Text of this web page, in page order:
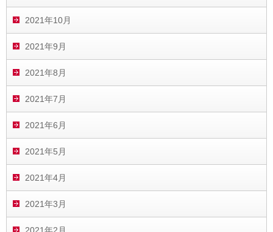
2021年10月
2021年9月
2021年8月
2021年7月
2021年6月
2021年5月
2021年4月
2021年3月